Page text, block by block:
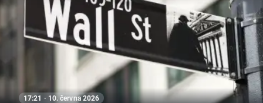
17:21 · 10. června 2026